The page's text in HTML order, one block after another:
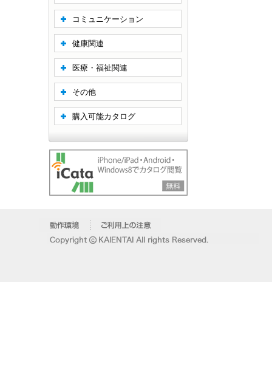
コミュニケーション
健康関連
医療・福祉関連
その他
購入可能カタログ